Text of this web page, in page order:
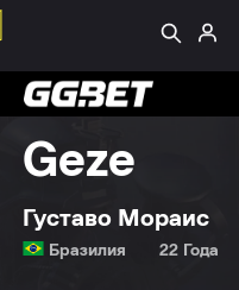
Geze
Густаво Мораис
Бразилия 22 Года